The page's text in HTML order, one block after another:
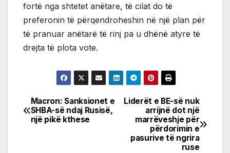
fortë nga shtetet anëtare, të cilat do të
preferonin të përqendroheshin në një plan për
të pranuar anëtarë të rinj pa u dhënë atyre të
drejta të plota vote.
Post
navigation
Liderët e BE-së nuk
arrijnë dot një
marrëveshje për
përdorimin e
pasurive të ngrira
ruse
Macron: Sanksionet e
SHBA-së ndaj Rusisë,
një pikë kthese